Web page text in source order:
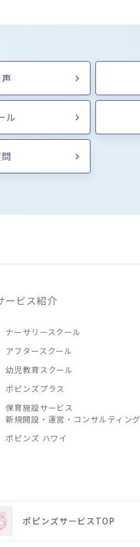
ル
ービス紹介
ナーサリースクール
アフタースクール
幼児教育スクール
ポピンズプラス
保育施設サービス
新規開設・運営・コンサルティング
ポピンズ ハワイ
ポピンズサービスTOP